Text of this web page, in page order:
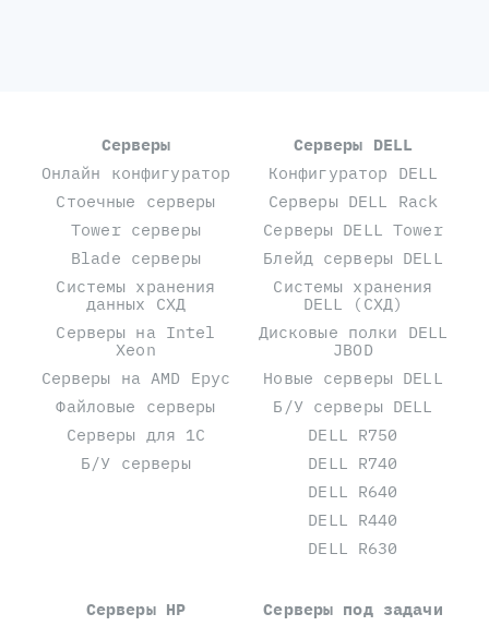
Серверы
Онлайн конфигуратор
Стоечные серверы
Tower серверы
Blade серверы
Системы хранения
данных СХД
Серверы на Intel
Xeon
Серверы на AMD Epyc
Файловые серверы
Серверы для 1С
Б/У серверы
Серверы DELL
Конфигуратор DELL
Серверы DELL Rack
Серверы DELL Tower
Блейд серверы DELL
Системы хранения
DELL (СХД)
Дисковые полки DELL
JBOD
Новые серверы DELL
Б/У серверы DELL
DELL R750
DELL R740
DELL R640
DELL R440
DELL R630
Серверы HP
Серверы под задачи